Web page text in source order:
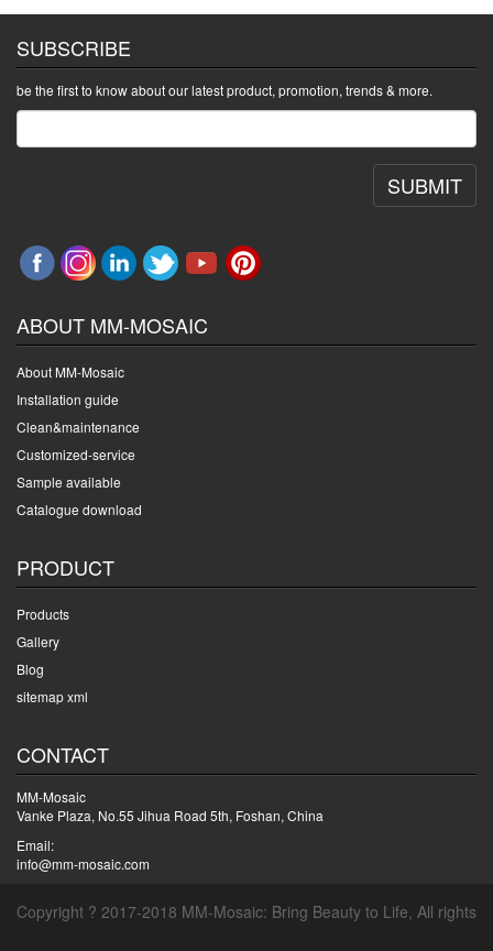
SUBSCRIBE
be the first to know about our latest product, promotion, trends & more.
SUBMIT
ABOUT MM-MOSAIC
About MM-Mosaic
Installation guide
Clean&maintenance
Customized-service
Sample available
Catalogue download
PRODUCT
Products
Gallery
Blog
sitemap xml
CONTACT
MM-Mosaic
Vanke Plaza, No.55 Jihua Road 5th, Foshan, China
Email:
info@mm-mosaic.com
Copyright ? 2017-2018 MM-Mosaic: Bring Beauty to Life, All rights